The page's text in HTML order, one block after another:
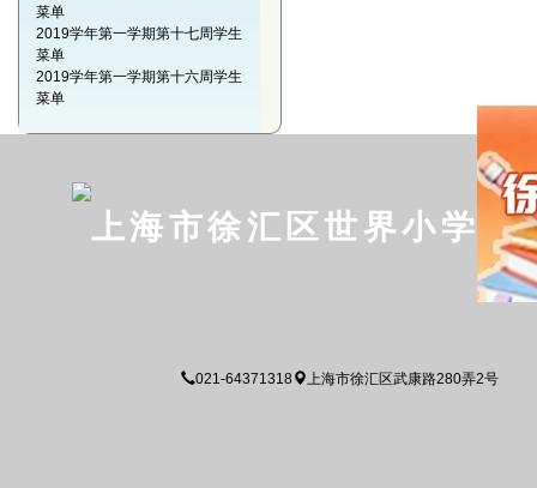
菜单
2019学年第一学期第十七周学生
菜单
2019学年第一学期第十六周学生
菜单
上海市徐汇区世界小学
021-64371318 上海市徐汇区武康路280弄2号